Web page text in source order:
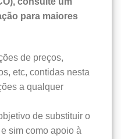
para maiores
de preços,
etc, contidas nesta
a qualquer
de substituir o
sim como apoio à